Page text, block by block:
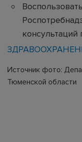
консультаций
Источник фото:
Тюменской области